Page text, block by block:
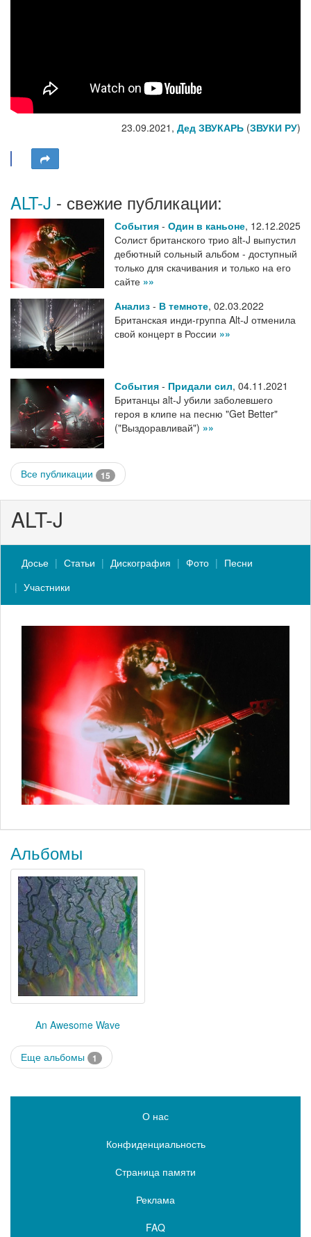
23.09.2021, Дед ЗВУКАРЬ (ЗВУКИ РУ)
ALT-J - свежие публикации:
События - Один в каньоне, 12.12.2025
Солист британского трио alt-J выпустил
дебютный сольный альбом - доступный
только для скачивания и только на его
сайте »»
Анализ - В темноте, 02.03.2022
Британская инди-группа Alt-J отменила
свой концерт в России »»
События - Придали сил, 04.11.2021
Британцы alt-J убили заболевшего
героя в клипе на песню "Get Better"
("Выздоравливай") »»
Все публикации 15
ALT-J
Досье Статьи Дискография Фото
Песни
Участники
Альбомы
An Awesome Wave
Еще альбомы 1
О нас
Конфиденциальность
Страница памяти
Реклама
FAQ